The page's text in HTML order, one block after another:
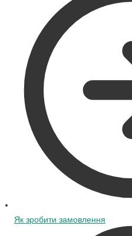
Як зробити замовлення